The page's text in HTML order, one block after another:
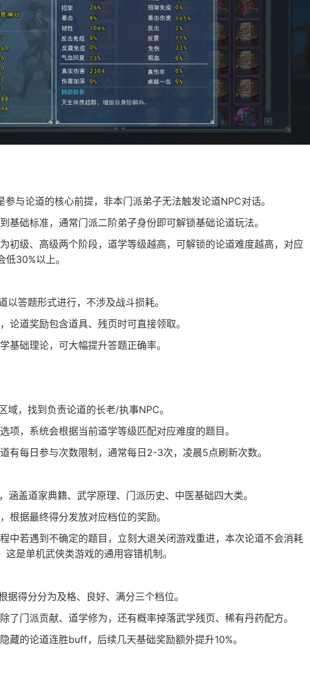
论道的核心前提，非本门派弟子无法触发论道NPC对话。
础标准，通常门派二阶弟子身份即可解锁基础论道玩法。
级、高级两个阶段，道学等级越高，可解锁的论道难度越高，对应
30%以上。
答题形式进行，不涉及战斗损耗。
道奖励包含道具、残页时可直接领取。
础理论，可大幅提升答题正确率。
，找到负责论道的长老/执事NPC。
，系统会根据当前道学等级匹配对应难度的题目。
每日参与次数限制，通常每日2-3次，凌晨5点刷新次数。
盖道家典籍、武学原理、门派历史、中医基础四大类。
据最终得分发放对应档位的奖励。
若遇到不确定的题目，立刻大退关闭游戏重进，本次论道不会消耗
是单机武侠类游戏的通用容错机制。
得分分为及格、良好、满分三个档位。
门派贡献、道学修为，还有概率掉落武学残页、稀有丹药配方。
的论道连胜buff，后续几天基础奖励额外提升10%。